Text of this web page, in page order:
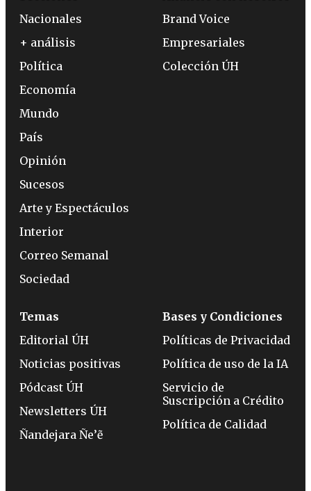
Nacionales
+ análisis
Política
Economía
Mundo
País
Opinión
Sucesos
Arte y Espectáculos
Interior
Correo Semanal
Sociedad
Brand Voice
Empresariales
Colección ÚH
Temas
Editorial ÚH
Noticias positivas
Pódcast ÚH
Newsletters ÚH
Ñandejara Ñe’ẽ
Bases y Condiciones
Políticas de Privacidad
Política de uso de la IA
Servicio de
Suscripción a Crédito
Política de Calidad